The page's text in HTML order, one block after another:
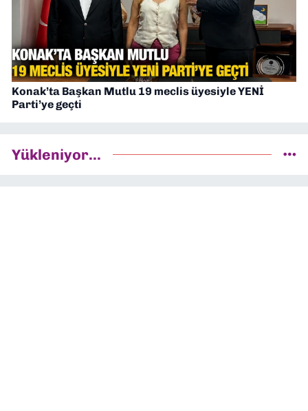
Konak’ta Başkan Mutlu 19 meclis üyesiyle YENİ
Parti’ye geçti
Yükleniyor...